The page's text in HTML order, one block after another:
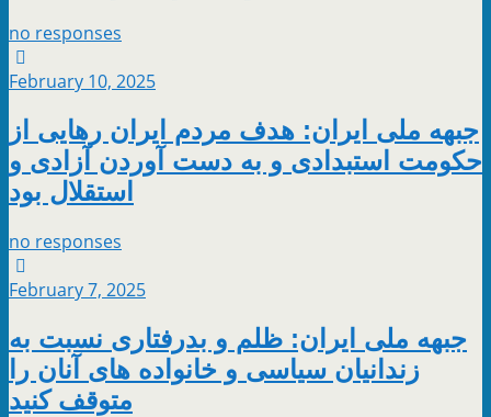
no responses
February 10, 2025
جبهه ملی ایران: هدف مردم ایران رهایی از
حکومت استبدادی و به دست آوردن آزادی و
استقلال بود
no responses
February 7, 2025
جبهه ملی ایران: ظلم و بدرفتاری نسبت به
زندانیان سیاسی و خانواده های آنان را
متوقف کنید